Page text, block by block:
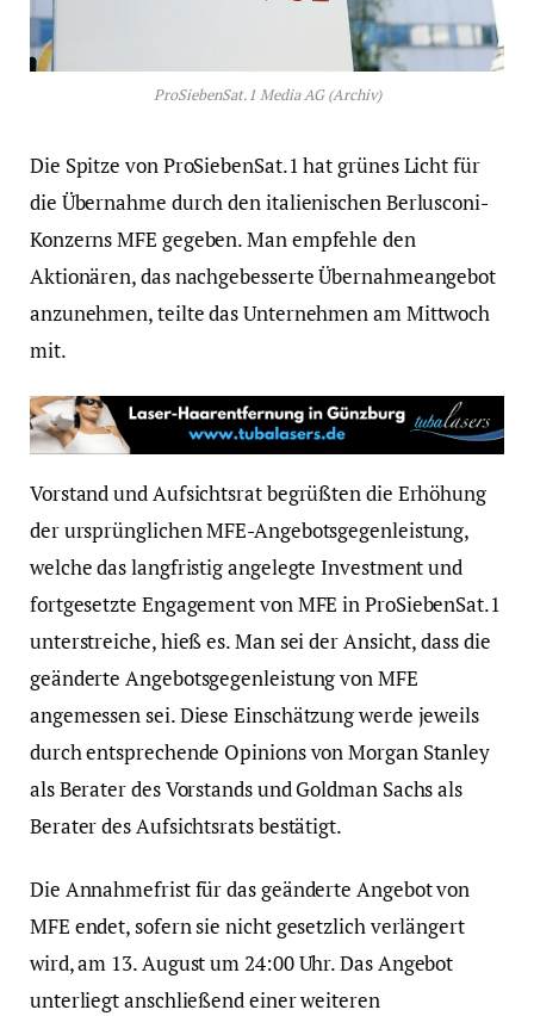
ProSiebenSat.1 Media AG (Archiv)
Die Spitze von ProSiebenSat.1 hat grünes Licht für
die Übernahme durch den italienischen Berlusconi-
Konzerns MFE gegeben. Man empfehle den
Aktionären, das nachgebesserte Übernahmeangebot
anzunehmen, teilte das Unternehmen am Mittwoch
mit.
Vorstand und Aufsichtsrat begrüßten die Erhöhung
der ursprünglichen MFE-Angebotsgegenleistung,
welche das langfristig angelegte Investment und
fortgesetzte Engagement von MFE in ProSiebenSat.1
unterstreiche, hieß es. Man sei der Ansicht, dass die
geänderte Angebotsgegenleistung von MFE
angemessen sei. Diese Einschätzung werde jeweils
durch entsprechende Opinions von Morgan Stanley
als Berater des Vorstands und Goldman Sachs als
Berater des Aufsichtsrats bestätigt.
Die Annahmefrist für das geänderte Angebot von
MFE endet, sofern sie nicht gesetzlich verlängert
wird, am 13. August um 24:00 Uhr. Das Angebot
unterliegt anschließend einer weiteren